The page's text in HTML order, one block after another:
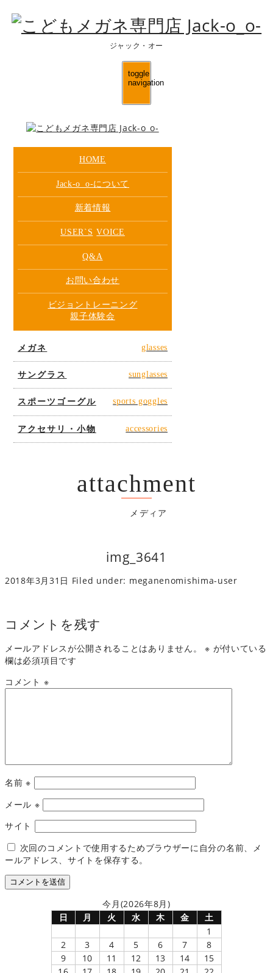
ジャック・オー
toggle
navigation
HOME
Jack-o_o-について
新着情報
USER`S VOICE
Q&A
お問い合わせ
ビジョントレーニング
親子体験会
メガネ glasses
サングラス sunglasses
スポーツゴーグル sports goggles
アクセサリ・小物 accessories
attachment
メディア
img_3641
2018年3月31日 Filed under: meganenomishima-user
コメントを残す
メールアドレスが公開されることはありません。 ※ が付いている
欄は必須項目です
コメント ※
名前※
メール ※
サイト
次回のコメントで使用するためブラウザーに自分の名前、メ
ールアドレス、サイトを保存する。
今月(2026年8月)
日
月 火 水 木 金
土
1
2
3 4 5 6 7
8
9
10 11 12 13 14
15